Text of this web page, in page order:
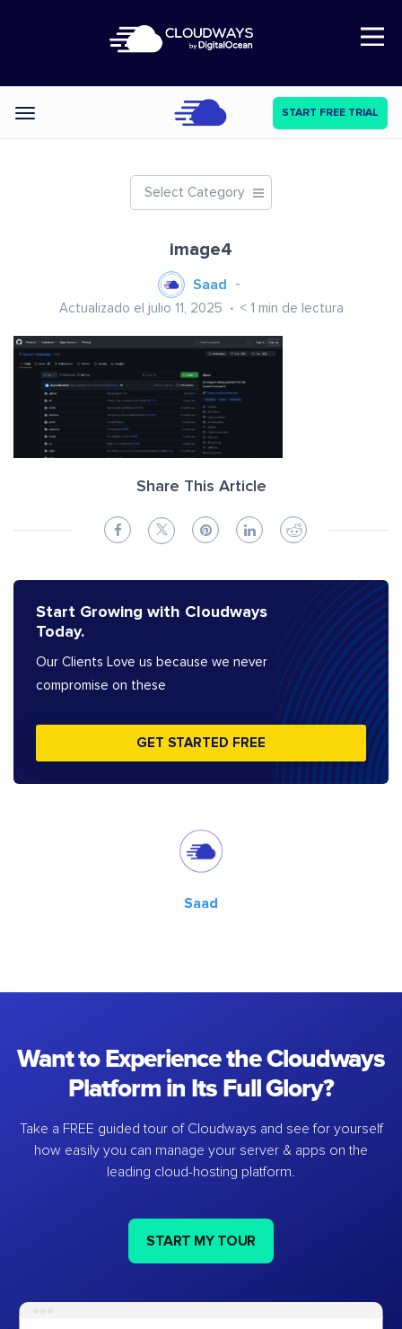
Open Nav
Categories START FREE TRIAL
Select Category
image4
Saad
Actualizado el julio 11, 2025 < 1 min de lectura
Share This Article
Start Growing with Cloudways
Today.
Our Clients Love us because we never
compromise on these
GET STARTED FREE
Saad
Want to Experience the Cloudways
Platform in Its Full Glory?
Take a FREE guided tour of Cloudways and see for yourself
how easily you can manage your server & apps on the
leading cloud-hosting platform.
START MY TOUR